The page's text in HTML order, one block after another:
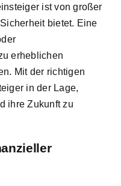
ist von großer
bietet. Eine
erheblichen
Mit der richtigen
in der Lage,
ihre Zukunft zu